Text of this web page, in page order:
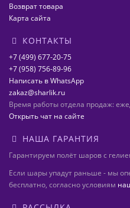
Возврат товара
Карта сайта
КОНТАКТЫ
+7 (499) 677-20-75
+7 (958) 756-89-96
Написать в WhatsApp
zakaz@sharlik.ru
Время работы отдела продаж:
Открыть чат на сайте
НАША ГАРАНТИЯ
Гарантируем полёт шаров с
Если шары упадут раньше - мы
бесплатно, согласно условиям